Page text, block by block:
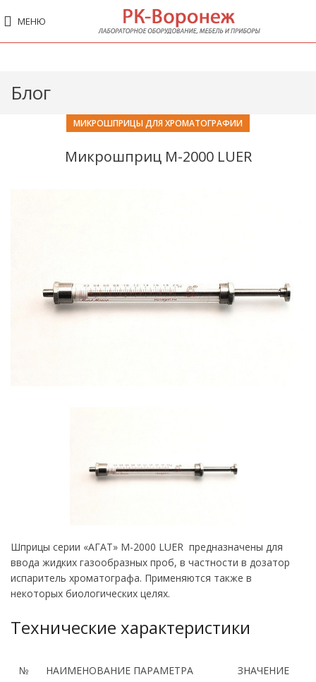
МЕНЮ
Блог
МИКРОШПРИЦЫ ДЛЯ ХРОМАТОГРАФИИ
Микрошприц М-2000 LUER
Шприцы серии «АГАТ» М-2000 LUER предназначены для
ввода жидких газообразных проб, в частности в дозатор
испаритель хроматографа. Применяются также в
некоторых биологических целях.
Технические характеристики
№ НАИМЕНОВАНИЕ ПАРАМЕТРА ЗНАЧЕНИЕ